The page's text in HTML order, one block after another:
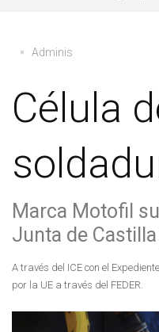
Adminis
Célula
Marca Motofil
Junta de
A través del ICE con el
por la UE a través del FEDER.